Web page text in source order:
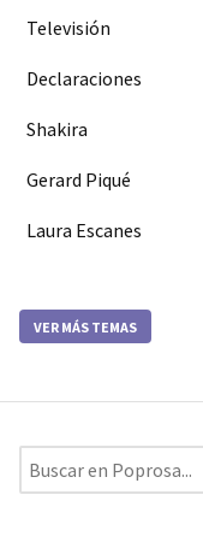
Televisión
Declaraciones
Shakira
Gerard Piqué
Laura Escanes
VER MÁS TEMAS